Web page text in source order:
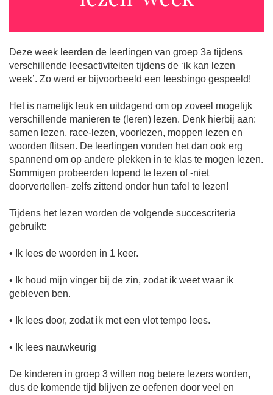
Deze week leerden de leerlingen van groep 3a tijdens
verschillende leesactiviteiten tijdens de ‘ik kan lezen
week’. Zo werd er bijvoorbeeld een leesbingo gespeeld!
Het is namelijk leuk en uitdagend om op zoveel mogelijk
verschillende manieren te (leren) lezen. Denk hierbij aan:
samen lezen, race-lezen, voorlezen, moppen lezen en
woorden flitsen. De leerlingen vonden het dan ook erg
spannend om op andere plekken in te klas te mogen lezen.
Sommigen probeerden lopend te lezen of -niet
doorvertellen- zelfs zittend onder hun tafel te lezen!
Tijdens het lezen worden de volgende succescriteria
gebruikt:
• Ik lees de woorden in 1 keer.
• Ik houd mijn vinger bij de zin, zodat ik weet waar ik
gebleven ben.
• Ik lees door, zodat ik met een vlot tempo lees.
• Ik lees nauwkeurig
De kinderen in groep 3 willen nog betere lezers worden,
dus de komende tijd blijven ze oefenen door veel en